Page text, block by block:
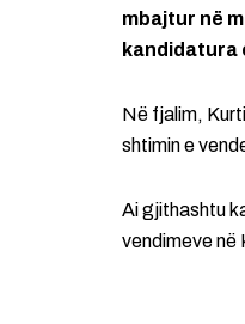
mbajtur në
kandidatura
Në fjalim,
shtimin e
Ai gjithashtu
vendimeve në